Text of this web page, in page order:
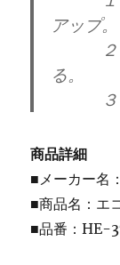
アップ。
２．
る。
３．
商品詳細
■メーカー名
■商品名：エ
■品番：HE-